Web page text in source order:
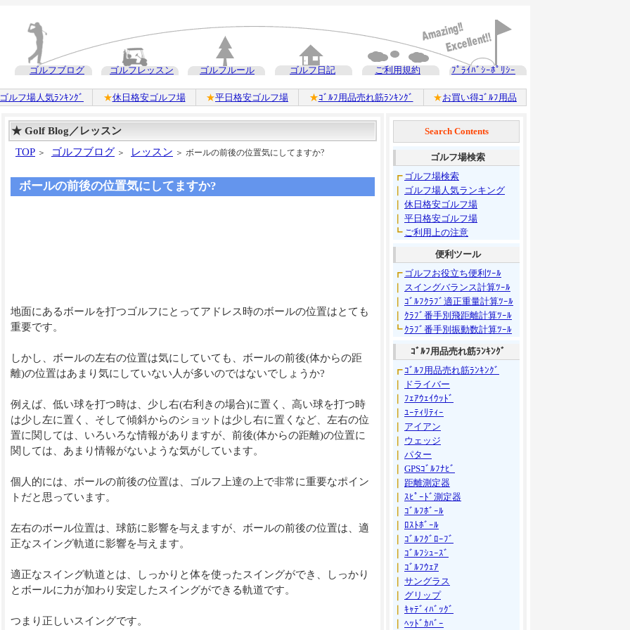
ゴルフブログ ゴルフレッスン ゴルフルール ゴルフ日記 ご利用規約 ﾌﾟﾗｲﾊﾞｼｰﾎﾟﾘｼｰ
ゴルフ場人気ﾗﾝｷﾝｸﾞ ★休日格安ゴルフ場 ★平日格安ゴルフ場 ★ｺﾞﾙﾌ用品売れ筋ﾗﾝｷﾝｸﾞ ★お買い得ｺﾞﾙﾌ用品
★ Golf Blog／レッスン
TOP ＞ ゴルフブログ ＞ レッスン ＞ ボールの前後の位置気にしてますか?
ボールの前後の位置気にしてますか?
地面にあるボールを打つゴルフにとってアドレス時のボールの位置はとても
重要です。
しかし、ボールの左右の位置は気にしていても、ボールの前後(体からの距
離)の位置はあまり気にしていない人が多いのではないでしょうか?
例えば、低い球を打つ時は、少し右(右利きの場合)に置く、高い球を打つ時
は少し左に置く、そして傾斜からのショットは少し右に置くなど、左右の位
置に関しては、いろいろな情報がありますが、前後(体からの距離)の位置に
関しては、あまり情報がないような気がしています。
個人的には、ボールの前後の位置は、ゴルフ上達の上で非常に重要なポイン
トだと思っています。
左右のボール位置は、球筋に影響を与えますが、ボールの前後の位置は、適
正なスイング軌道に影響を与えます。
適正なスイング軌道とは、しっかりと体を使ったスイングができ、しっかり
とボールに力が加わり安定したスイングができる軌道です。
つまり正しいスイングです。
Search Contents
ゴルフ場検索
┏ ゴルフ場検索
ゴルフ場人気ランキング
休日格安ゴルフ場
平日格安ゴルフ場
┗ ご利用上の注意
便利ツール
┏ ゴルフお役立ち便利ﾂｰﾙ
スイングバランス計算ﾂｰﾙ
ｺﾞﾙﾌｸﾗﾌﾞ適正重量計算ﾂｰﾙ
ｸﾗﾌﾞ番手別飛距離計算ﾂｰﾙ
┗ ｸﾗﾌﾞ番手別振動数計算ﾂｰﾙ
ｺﾞﾙﾌ用品売れ筋ﾗﾝｷﾝｸﾞ
┏ｺﾞﾙﾌ用品売れ筋ﾗﾝｷﾝｸﾞ
ドライバー
ﾌｪｱｳｪｲｳｯﾄﾞ
ﾕｰﾃｨﾘﾃｨｰ
アイアン
ウェッジ
パター
GPSｺﾞﾙﾌﾅﾋﾞ
距離測定器
ｽﾋﾟｰﾄﾞ測定器
ｺﾞﾙﾌﾎﾞｰﾙ
ﾛｽﾄﾎﾞｰﾙ
ｺﾞﾙﾌｸﾞﾛｰﾌﾞ
ｺﾞﾙﾌｼｭｰｽﾞ
ｺﾞﾙﾌｳｪｱ
サングラス
グリップ
ｷｬﾃﾞｨﾊﾞｯｸﾞ
ﾍｯﾄﾞｶﾊﾞｰ